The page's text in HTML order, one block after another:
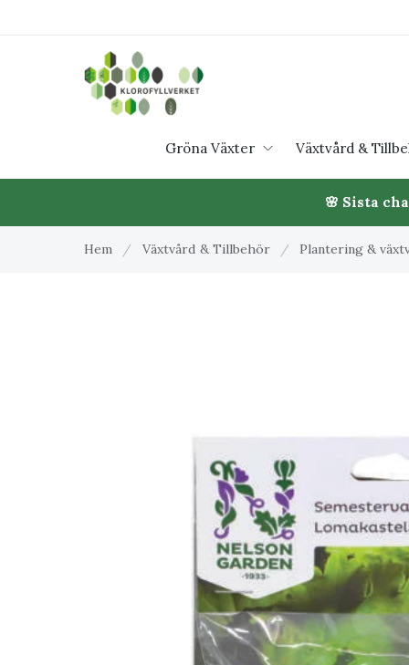
Gröna Växter Växtvård &
🌸 Sista
Hem / Växtvård & Tillbehör / Plantering &